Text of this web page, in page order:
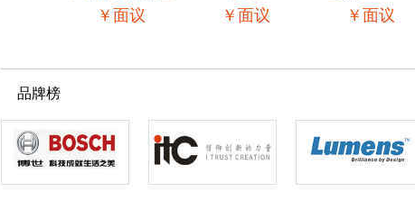
像机
￥面议
程视频会议协同办
公开会指挥
￥面议
议摄像机
SDI/HDMI/网络会
￥面议
品牌榜